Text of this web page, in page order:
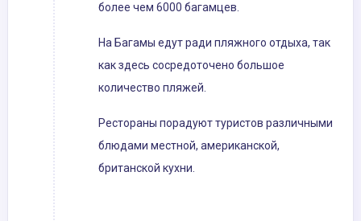
более чем 6000 багамцев.
На Багамы едут ради пляжного отдыха, так
как здесь сосредоточено большое
количество пляжей.
Рестораны порадуют туристов различными
блюдами местной, американской,
британской кухни.